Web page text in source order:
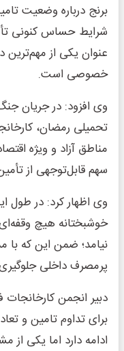
برنج درباره وضعیت
شرایط حساس کنونی
عنوان یکی از
خصوصی است.
تحمیلی رمضان،
مناطق آزاد و ویژه
سهم قابل‌توجهی از
وی اظهار کرد: در
خوشبختانه هیچ
نیامد؛ ضمن این که با
پرمصرف داخلی
دبیر انجمن کارخانجات
برای تداوم تامین و
ادامه دارد اما یکی